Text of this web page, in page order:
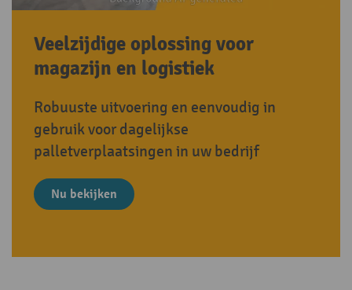
Veelzijdige oplossing voor
magazijn en logistiek
Robuuste uitvoering en eenvoudig in
gebruik voor dagelijkse
palletverplaatsingen in uw bedrijf
Nu bekijken